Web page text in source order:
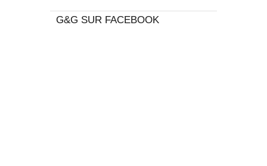
G&G SUR FACEBOOK